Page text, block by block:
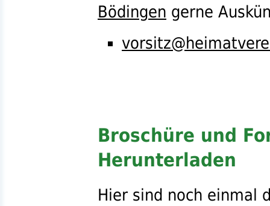
Bödingen gerne
Broschüre und
Herunterladen
Hier sind noch einmal